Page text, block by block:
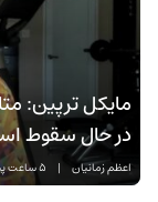
در حال سقوط
اعظم زمانیان | 5 ساعت پیش